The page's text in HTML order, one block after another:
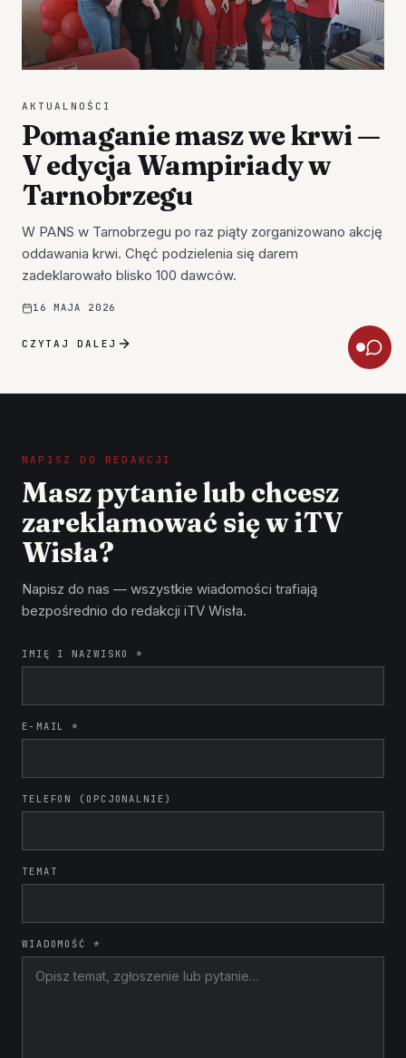
AKTUALNOŚCI
Pomaganie masz we krwi —
V edycja Wampiriady w
Tarnobrzegu
W PANS w Tarnobrzegu po raz piąty zorganizowano akcję
oddawania krwi. Chęć podzielenia się darem
zadeklarowało blisko 100 dawców.
16 MAJA 2026
CZYTAJ DALEJ
NAPISZ DO REDAKCJI
Masz pytanie lub chcesz
zareklamować się w iTV
Wisła?
Napisz do nas — wszystkie wiadomości trafiają
bezpośrednio do redakcji iTV Wisła.
IMIĘ I NAZWISKO *
E-MAIL *
TELEFON (OPCJONALNIE)
TEMAT
WIADOMOŚĆ *